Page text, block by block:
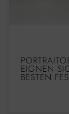
EIGNEN
BESTEN